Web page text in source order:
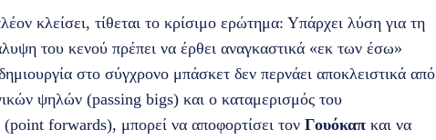
κλείσει, τίθεται το κρίσιμο ερώτημα: Υπάρχει λύση για τη
του κενού πρέπει να έρθει αναγκαστικά «εκ των έσω»
στο σύγχρονο μπάσκετ δεν περνάει αποκλειστικά από
ψηλών (passing bigs) και ο καταμερισμός του
forwards), μπορεί να αποφορτίσει τον Γουόκαπ και να